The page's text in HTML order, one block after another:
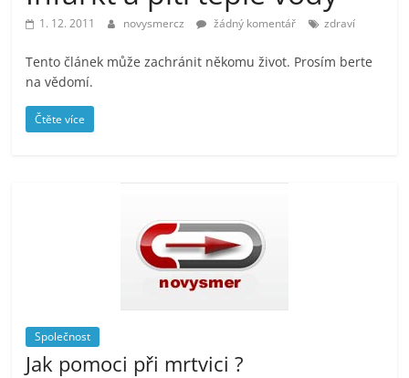
1. 12. 2011 novysmercz žádný komentář zdraví
Tento článek může zachránit někomu život. Prosím berte
na vědomí.
Čtěte více
Společnost
Jak pomoci při mrtvici ?